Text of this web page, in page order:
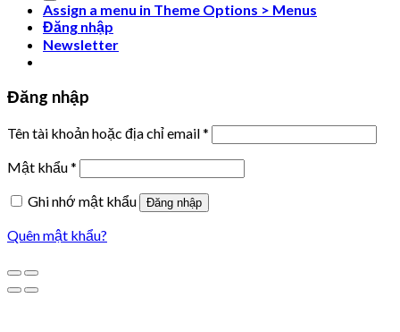
Assign a menu in Theme Options > Menus
Đăng nhập
Newsletter
Đăng nhập
Tên tài khoản hoặc địa chỉ email*
Mật khẩu*
Ghi nhớ mật khẩu
Đăng nhập
Quên mật khẩu?